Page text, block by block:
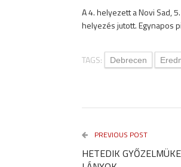
A 4. helyezett a Novi Sad,
helyezés jutott. Egynapos
TAGS: Debrecen
PREVIOUS POST
HETEDIK